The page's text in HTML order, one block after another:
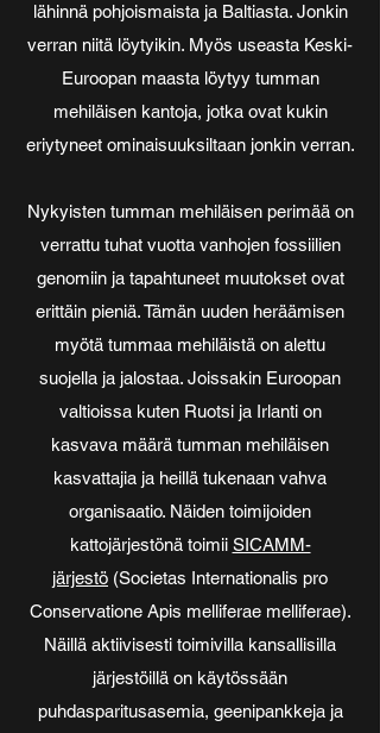
lähinnä pohjoismaista ja Baltiasta. Jonkin
verran niitä löytyikin. Myös useasta Keski-
Euroopan maasta löytyy tumman
mehiläisen kantoja, jotka ovat kukin
eriytyneet ominaisuuksiltaan jonkin verran.
Nykyisten tumman mehiläisen perimää on
verrattu tuhat vuotta vanhojen fossiilien
genomiin ja tapahtuneet muutokset ovat
erittäin pieniä. Tämän uuden heräämisen
myötä tummaa mehiläistä on alettu
suojella ja jalostaa. Joissakin Euroopan
valtioissa kuten Ruotsi ja Irlanti on
kasvava määrä tumman mehiläisen
kasvattajia ja heillä tukenaan vahva
organisaatio. Näiden toimijoiden
kattojärjestönä toimii SICAMM-
järjestö (Societas Internationalis pro
Conservatione Apis melliferae melliferae).
Näillä aktiivisesti toimivilla kansallisilla
järjestöillä on käytössään
puhdasparitusasemia, geenipankkeja ja